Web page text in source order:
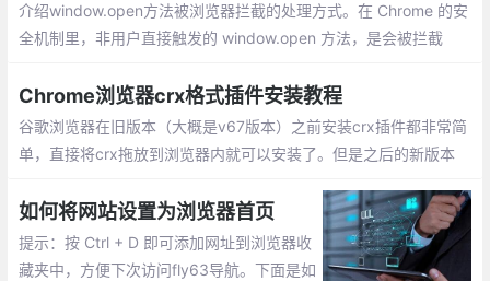
介绍window.open方法被浏览器拦截的处理方式。在 Chrome 的安
全机制里，非用户直接触发的 window.open 方法，是会被拦截
方法解决：表单提交的方式、onclick事件、延迟打开等
Chrome浏览器crx格式插件安装教程
谷歌浏览器在旧版本（大概是v67版本）之前安装crx插件都非常简
单，直接将crx拖放到浏览器内就可以安装了。但是之后的新版本
插件
如何将网站设置为浏览器首页
提示：按 Ctrl + D 即可添加网址到浏览器收
藏夹中，方便下次访问fly63导航。下面是如